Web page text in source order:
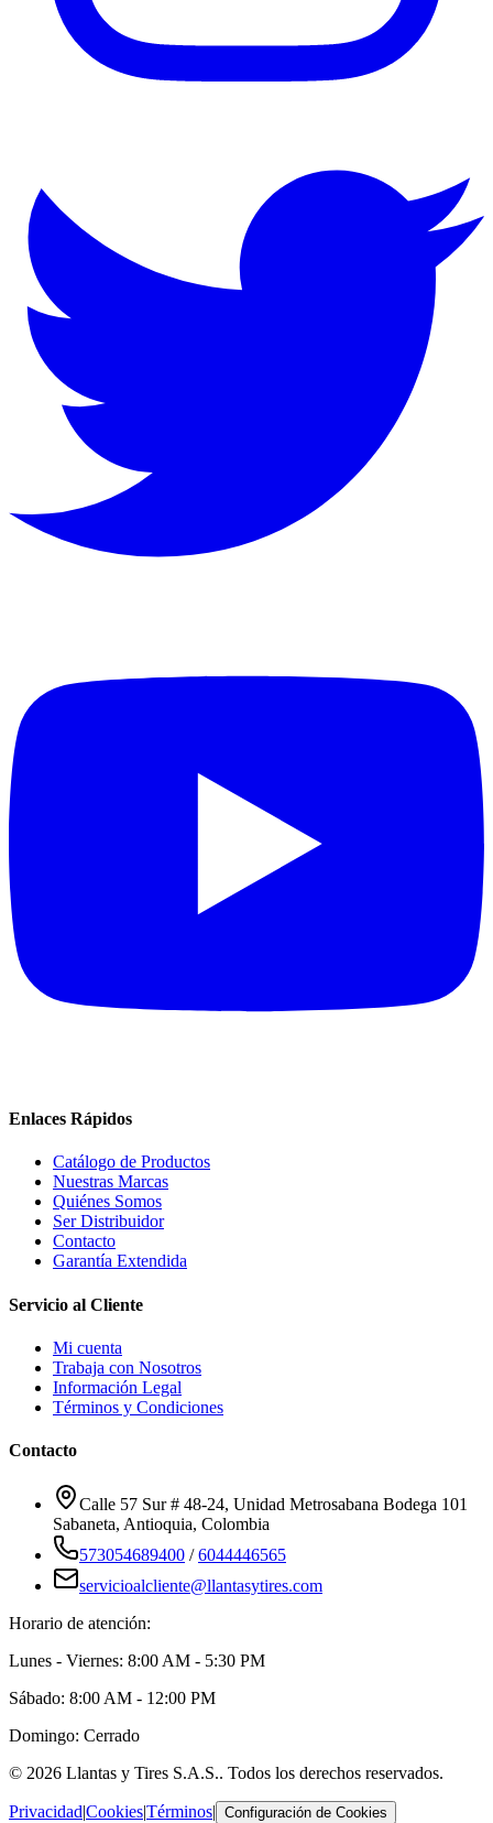
Enlaces Rápidos
Catálogo de Productos
Nuestras Marcas
Quiénes Somos
Ser Distribuidor
Contacto
Garantía Extendida
Servicio al Cliente
Mi cuenta
Trabaja con Nosotros
Información Legal
Términos y Condiciones
Contacto
Calle 57 Sur # 48-24, Unidad Metrosabana Bodega 101
Sabaneta, Antioquia, Colombia
573054689400 /6044446565
servicioalcliente@llantasytires.com
Horario de atención:
Lunes - Viernes: 8:00 AM - 5:30 PM
Sábado: 8:00 AM - 12:00 PM
Domingo: Cerrado
© 2026 Llantas y Tires S.A.S.. Todos los derechos reservados.
Privacidad|Cookies|Términos| Configuración de Cookies